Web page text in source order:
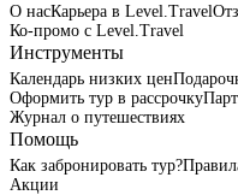
О насКарьера в Level.Travel
Ко-промо с Level.Travel
Инструменты
Календарь низких цен
Оформить тур в рассрочку
Журнал о путешествиях
Помощь
Как забронировать тур?
Акции